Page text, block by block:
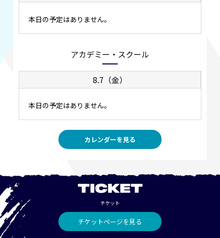
本日の予定はありません。
アカデミー・スクール
8.7（金）
本日の予定はありません。
カレンダーを見る
TICKET
チケット
チケットページを見る